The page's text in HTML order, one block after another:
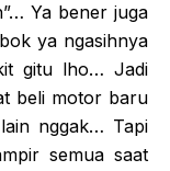
Ya bener juga
ya ngasihnya
gitu lho… Jadi
beli motor baru
nggak… Tapi
semua saat